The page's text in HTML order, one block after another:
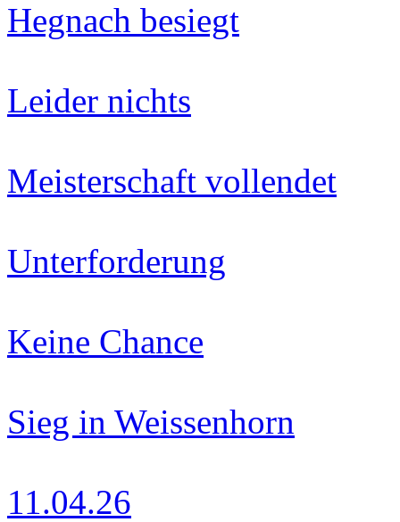
Hegnach besiegt
Leider nichts
Meisterschaft vollendet
Unterforderung
Keine Chance
Sieg in Weissenhorn
11.04.26